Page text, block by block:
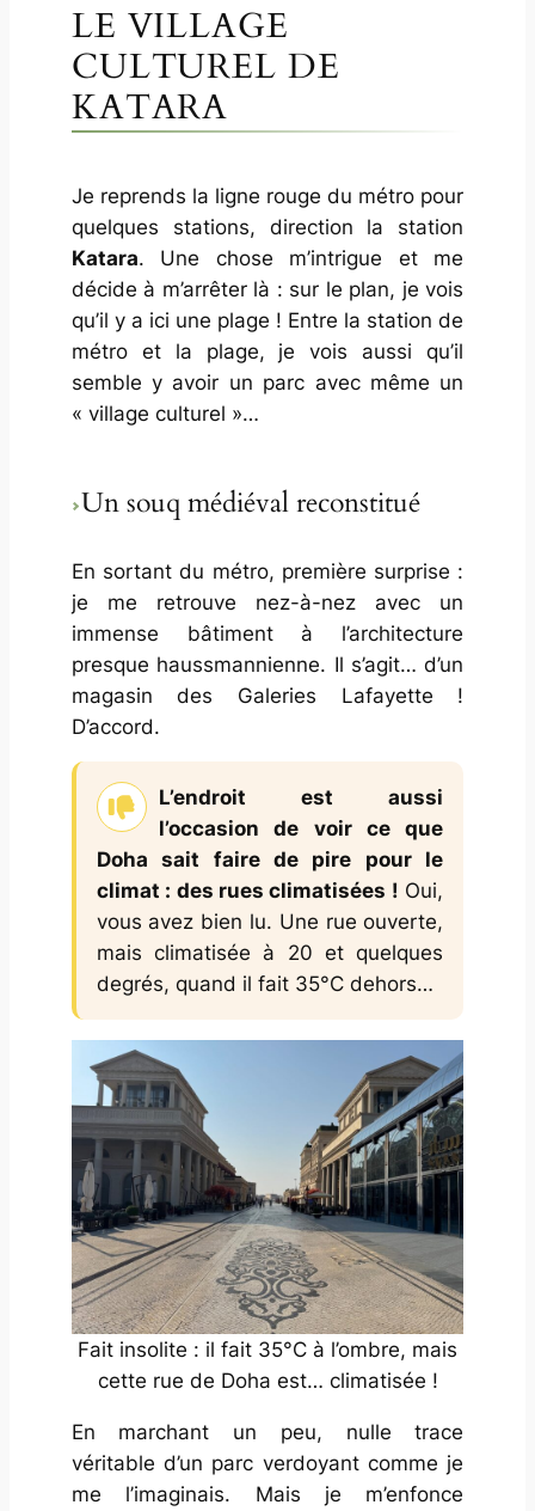
LE VILLAGE
CULTUREL DE
KATARA
Je reprends la ligne rouge du métro pour
quelques stations, direction la station
Katara. Une chose m’intrigue et me
décide à m’arrêter là : sur le plan, je vois
qu’il y a ici une plage ! Entre la station de
métro et la plage, je vois aussi qu’il
semble y avoir un parc avec même un
« village culturel »…
Un souq médiéval reconstitué
En sortant du métro, première surprise :
je me retrouve nez-à-nez avec un
immense bâtiment à l’architecture
presque haussmannienne. Il s’agit… d’un
magasin des Galeries Lafayette !
D’accord.
L’endroit est aussi
l’occasion de voir ce que
Doha sait faire de pire pour le
climat : des rues climatisées ! Oui,
vous avez bien lu. Une rue ouverte,
mais climatisée à 20 et quelques
degrés, quand il fait 35°C dehors…
Fait insolite : il fait 35°C à l’ombre, mais
cette rue de Doha est… climatisée !
En marchant un peu, nulle trace
véritable d’un parc verdoyant comme je
me l’imaginais. Mais je m’enfonce